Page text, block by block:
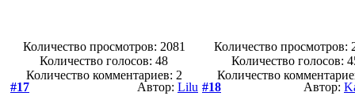
Количество просмотров: 2081
Количество голосов:48
Количество комментариев: 2
Количество просмотров:
Количество голосов:
Количество
#17
Автор: Lilu #18 Автор: